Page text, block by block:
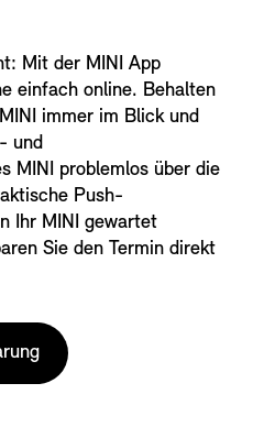
Mit der MINI App
einfach online. Behalten
immer im Blick und
und
MINI problemlos über die
Push-
Ihr MINI gewartet
Sie den Termin direkt